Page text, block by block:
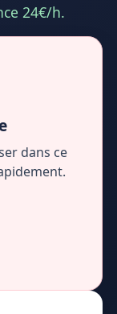
24€/h.
dans ce